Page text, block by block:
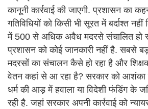
कानूनी कार्रवाई की जाएगी. प्रशासन का
गतिविधियों को किसी भी सूरत में बर्दाश्त
में 500 से अधिक अवैध मदरसे संचालित हो
प्रशासन को कोई जानकारी नहीं है. सबसे
मदरसों का संचालन कैसे हो रहा है और
वेतन कहां से आ रहा है? सरकार को आशंका
धर्म की आड़ में हवाला या विदेशी फंडिंग के
रही है. जहां सरकार अपनी कार्रवाई को